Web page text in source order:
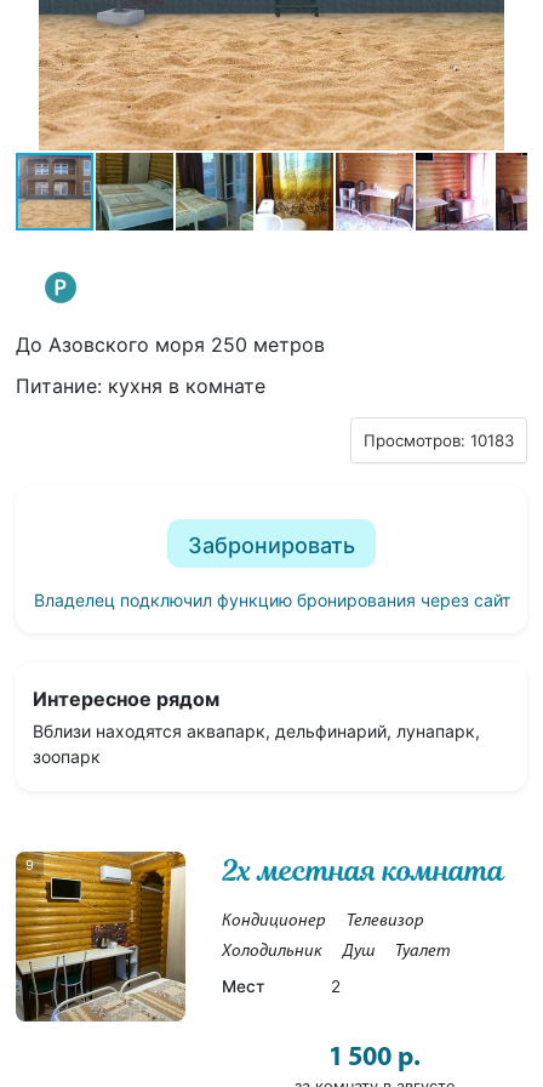
До Азовского моря 250 метров
Питание: кухня в комнате
Просмотров: 10183
Забронировать
Владелец подключил функцию бронирования через сайт
Интересное рядом
Вблизи находятся аквапарк, дельфинарий, лунапарк,
зоопарк
9 2х местная комната
Кондиционер
Телевизор
Холодильник
Душ Туалет
Мест 2
1 500 р.